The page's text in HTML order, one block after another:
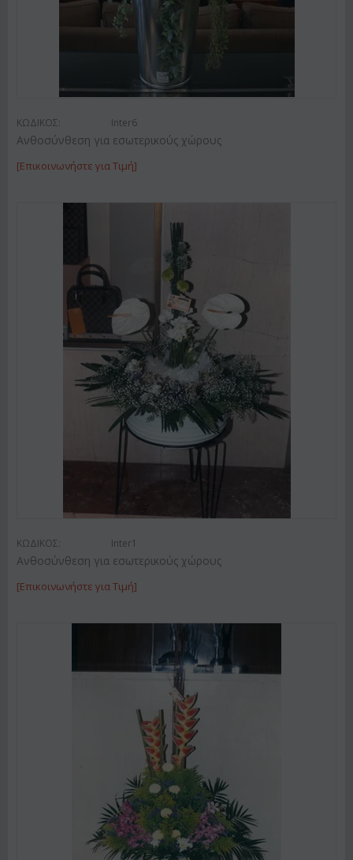
ΚΩΔΙΚΟΣ: Inter6
Ανθοσύνθεση για εσωτερικούς χώρους
[Επικοινωνήστε για Τιμή]
ΚΩΔΙΚΟΣ: Inter1
Ανθοσύνθεση για εσωτερικούς χώρους
[Επικοινωνήστε για Τιμή]